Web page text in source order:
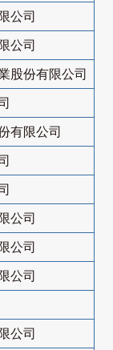
公司
公司
股份有限公司
有限公司
公司
公司
公司
公司